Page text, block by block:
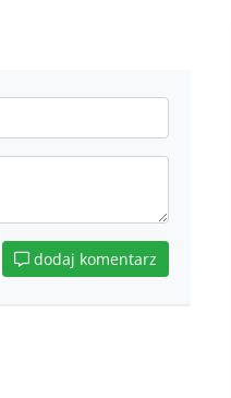
dodaj komentarz